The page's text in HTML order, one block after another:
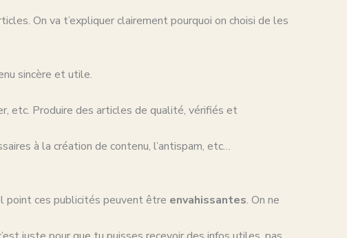
On va t’expliquer clairement pourquoi on choisi de les
sincère et utile.
etc. Produire des articles de qualité, vérifiés et
à la création de contenu, l’antispam, etc…
point ces publicités peuvent être envahissantes. On ne